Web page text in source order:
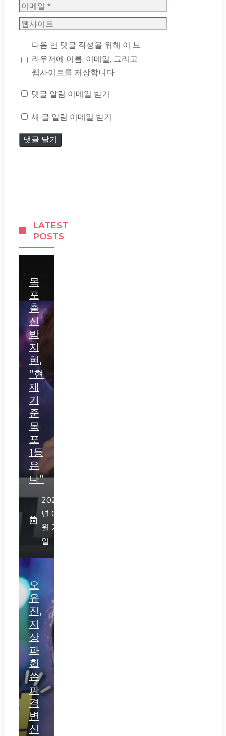
이
메
일
웹
트
다음 번 댓글 작성을 위해 이 브
라우저에 이름, 이메일, 그리고
웹사이트를 저장합니다.
댓글 알림 이메일 받기
새 글 알림 이메일 받기
LATEST
POSTS
목
포
출
신
박
지
현,
“현
재
기
준
목
포
1등
은
나”
2026
년 07
월 29
일
오
유
진,
지
상
파
휩
쓴
파
격
변
신